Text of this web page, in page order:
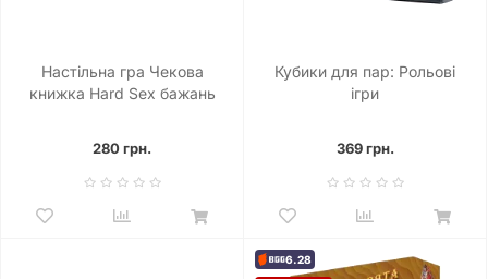
Настільна гра Чекова
книжка Hard Sex бажань
280 грн.
Кубики для пар: Рольові
ігри
369 грн.
6.28